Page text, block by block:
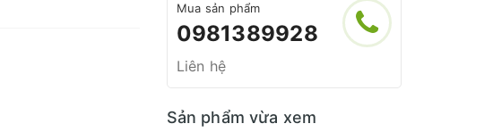
Mua sản phẩm
0981389928
Liên hệ
Sản phẩm vừa xem